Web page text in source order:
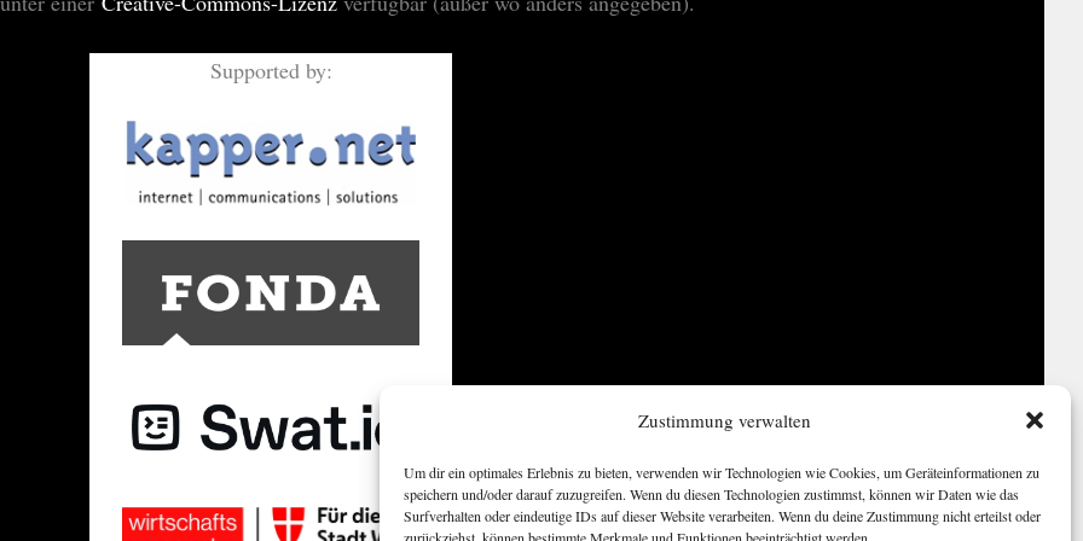
Zustimmung verwalten
Um dir ein optimales Erlebnis zu bieten, verwenden wir Technologien wie Cookies, um Geräteinformationen zu
speichern und/oder darauf zuzugreifen. Wenn du diesen Technologien zustimmst, können wir Daten wie das
Surfverhalten oder eindeutige IDs auf dieser Website verarbeiten. Wenn du deine Zustimmung nicht erteilst oder
Supported by: